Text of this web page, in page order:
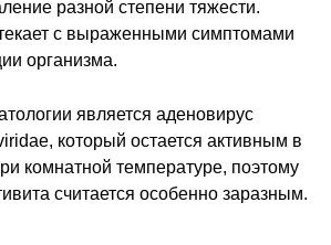
разной степени тяжести.
с выраженными симптомами
организма.
является аденовирус
который остается активным в
комнатной температуре, поэтому
считается особенно заразным.